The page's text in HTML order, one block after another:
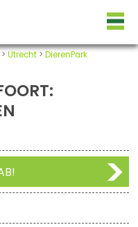
Utrecht> DierenPark